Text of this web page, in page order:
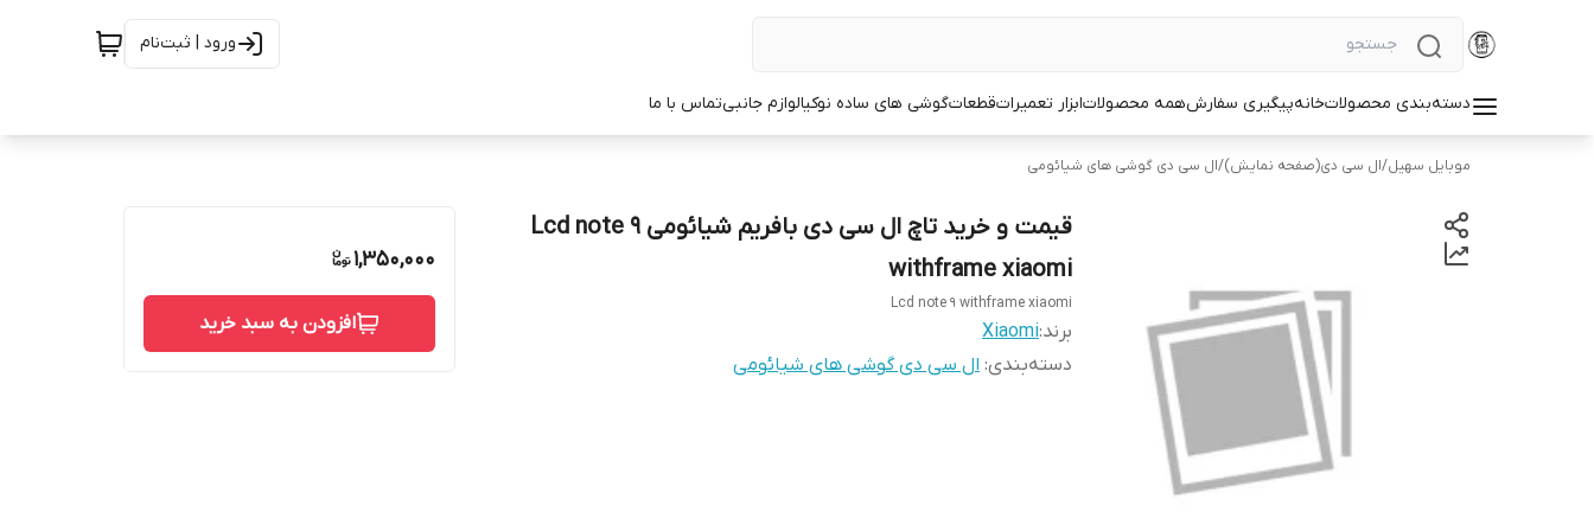
ورود | ثبت‌نام
دسته‌بندی محصولاتخانهپیگیری سفارشهمه محصولاتابزار تعمیراتقطعاتگوشی های ساده نوکیالوازم جانبیتماس با ما
موبایل سهیل/ال سی دی(صفحه نمایش)/ال سی دی گوشی های شیائومی
قیمت و خرید تاچ ال سی دی بافریم شیائومی Lcd note 9
withframe xiaomi
Lcd note 9 withframe xiaomi
برند:Xiaomi
دسته‌بندی: ال سی دی گوشی های شیائومی
1,350,000
افزودن به سبد خرید